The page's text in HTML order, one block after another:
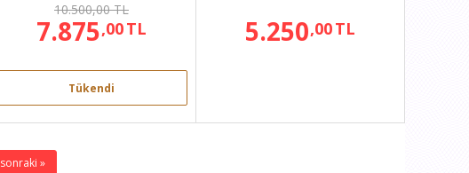
10.500,00 TL
7.875,00TL
Tükendi
5.250,00TL
sonraki »